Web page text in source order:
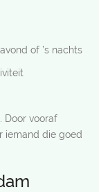
of ’s nachts
Door vooraf
iemand die goed